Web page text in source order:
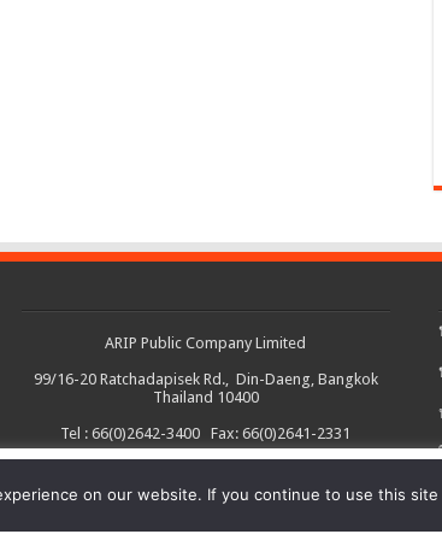
ARIP Public Company Limited
99/16-20 Ratchadapisek Rd., Din-Daeng, Bangkok
Thailand 10400
Tel : 66(0)2642-3400 Fax: 66(0)2641-2331
ยดเพิ่มเติมได้ใน นโยบายคุกกี้
on our website. If you continue to use this